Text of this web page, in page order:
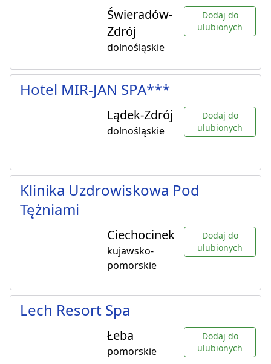
Świeradów-
Zdrój
dolnośląskie
Dodaj do
ulubionych
Hotel MIR-JAN SPA***
Lądek-Zdrój
dolnośląskie
Dodaj do
ulubionych
Klinika Uzdrowiskowa Pod
Tężniami
Ciechocinek
kujawsko-
pomorskie
Dodaj do
ulubionych
Lech Resort Spa
Łeba
pomorskie
Dodaj do
ulubionych